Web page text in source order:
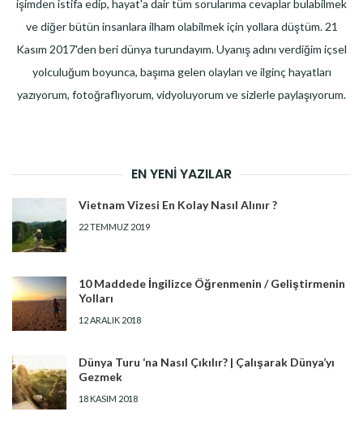
işimden istifa edip, hayat'a dair tüm sorularıma cevaplar bulabilmek
ve diğer bütün insanlara ilham olabilmek için yollara düştüm. 21
Kasım 2017'den beri dünya turundayım. Uyanış adını verdiğim içsel
yolculuğum boyunca, başıma gelen olayları ve ilginç hayatları
yazıyorum, fotoğraflıyorum, vidyoluyorum ve sizlerle paylaşıyorum.
EN YENI YAZILAR
Vietnam Vizesi En Kolay Nasıl Alınır ?
22 TEMMUZ 2019
10 Maddede İngilizce Öğrenmenin / Geliştirmenin
Yolları
12 ARALIK 2018
Dünya Turu ‘na Nasıl Çıkılır? | Çalışarak Dünya’yı
Gezmek
18 KASIM 2018